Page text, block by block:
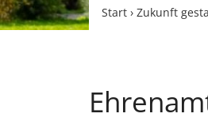
Start › Zukunft